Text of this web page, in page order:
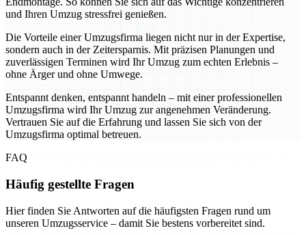
und Ihren Umzug stressfrei genießen.
Die Vorteile einer Umzugsfirma liegen nicht nur in der Expertise,
sondern auch in der Zeitersparnis. Mit präzisen Planungen und
zuverlässigen Terminen wird Ihr Umzug zum echten Erlebnis –
ohne Ärger und ohne Umwege.
Entspannt denken, entspannt handeln – mit einer professionellen
Umzugsfirma wird Ihr Umzug zur angenehmen Veränderung.
Vertrauen Sie auf die Erfahrung und lassen Sie sich von der
Umzugsfirma optimal betreuen.
FAQ
Häufig gestellte Fragen
Hier finden Sie Antworten auf die häufigsten Fragen rund um
unseren Umzugsservice – damit Sie bestens vorbereitet sind.